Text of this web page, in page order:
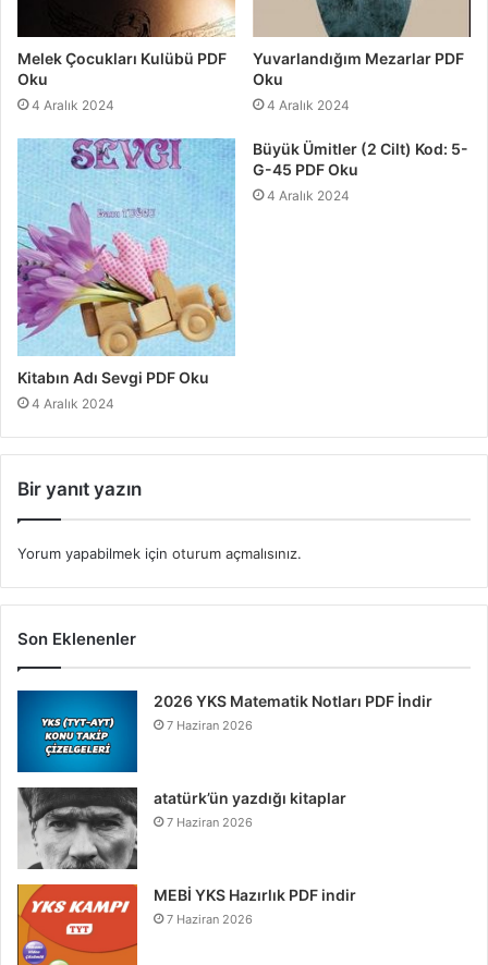
Melek Çocukları Kulübü PDF
Oku
4 Aralık 2024
Yuvarlandığım Mezarlar PDF
Oku
4 Aralık 2024
Kitabın Adı Sevgi PDF Oku
4 Aralık 2024
Büyük Ümitler (2 Cilt) Kod: 5-
G-45 PDF Oku
4 Aralık 2024
Bir yanıt yazın
Yorum yapabilmek için oturum açmalısınız.
Son Eklenenler
2026 YKS Matematik Notları PDF İndir
7 Haziran 2026
atatürk’ün yazdığı kitaplar
7 Haziran 2026
MEBİ YKS Hazırlık PDF indir
7 Haziran 2026